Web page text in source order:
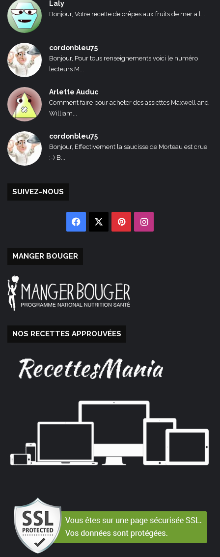
Laly
Bonjour, Votre recette de crêpes aux fruits de mer a l...
cordonbleu75
Bonjour, Pour tous renseignements voici le numéro
lecteurs M...
Arlette Auduc
Comment faire pour acheter des assiettes Maxwell and
William...
cordonbleu75
Bonjour, Effectivement la saucisse de Morteau est crue
:-) B...
SUIVEZ-NOUS
Facebook PinterestInstagram
MANGER BOUGER
NOS RECETTES APPROUVÉES